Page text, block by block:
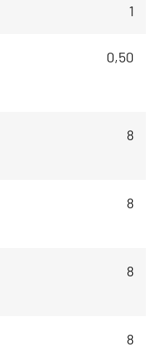
1
0,50
8
8
8
8